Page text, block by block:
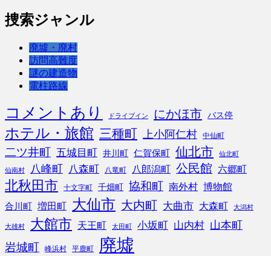
捜索ジャンル
廃墟・廃村
訪問高難度
謎の建造物
電柱路線
コメントあり ドライブイン にかほ市 バス停
ホテル・旅館 三種町 上小阿仁村 中仙町
二ツ井町 五城目町 井川町 仁賀保町 仙北市 仙北町
仙南村 八峰町 八森町 八竜町 八郎潟町 公民館 六郷町
北秋田市 十文字町 千畑町 協和町 南外村 博物館
合川町 増田町 大仙市 大内町 大曲市 大森町 大潟村
大雄村 大館市 天王町 太田町 小坂町 山内村 山本町
岩城町 峰浜村 平鹿町 廃墟